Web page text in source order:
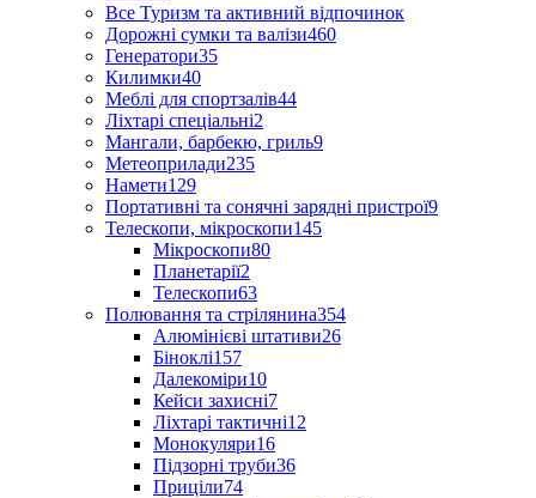
Все Туризм та активний відпочинок
Дорожні сумки та валізи460
Генератори35
Килимки40
Меблі для спортзалів44
Ліхтарі спеціальні2
Мангали, барбекю, гриль9
Метеоприлади235
Намети129
Портативні та сонячні зарядні пристрої9
Телескопи, мікроскопи145
Мікроскопи80
Планетарії2
Телескопи63
Полювання та стрілянина354
Алюмінієві штативи26
Біноклі157
Далекоміри10
Кейси захисні7
Ліхтарі тактичні12
Монокуляри16
Підзорні труби36
Приціли74